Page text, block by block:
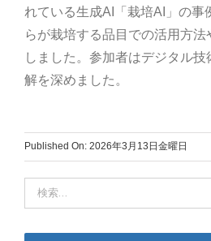
営農資材セン
中古農機具
れている生成AI「栽培AI」の事
らが栽培する品目での活用方
しました。参加者はデジタル
解を深めました。
Published On: 2026年3月13日金曜日
索
…